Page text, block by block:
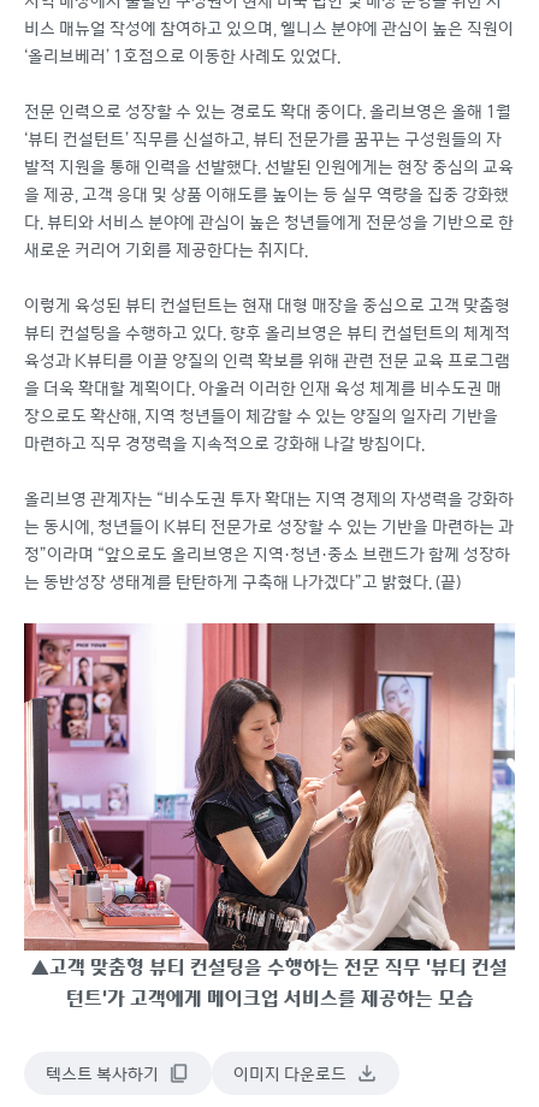
비스 매뉴얼 작성에 참여하고 있으며, 웰니스 분야에 관심이 높은 직원이
‘올리브베러’ 1호점으로 이동한 사례도 있었다.
전문 인력으로 성장할 수 있는 경로도 확대 중이다. 올리브영은 올해 1월
‘뷰티 컨설턴트’ 직무를 신설하고, 뷰티 전문가를 꿈꾸는 구성원들의 자
발적 지원을 통해 인력을 선발했다. 선발된 인원에게는 현장 중심의 교육
을 제공, 고객 응대 및 상품 이해도를 높이는 등 실무 역량을 집중 강화했
다. 뷰티와 서비스 분야에 관심이 높은 청년들에게 전문성을 기반으로 한
새로운 커리어 기회를 제공한다는 취지다.
이렇게 육성된 뷰티 컨설턴트는 현재 대형 매장을 중심으로 고객 맞춤형
뷰티 컨설팅을 수행하고 있다. 향후 올리브영은 뷰티 컨설턴트의 체계적
육성과 K뷰티를 이끌 양질의 인력 확보를 위해 관련 전문 교육 프로그램
을 더욱 확대할 계획이다. 아울러 이러한 인재 육성 체계를 비수도권 매
장으로도 확산해, 지역 청년들이 체감할 수 있는 양질의 일자리 기반을
마련하고 직무 경쟁력을 지속적으로 강화해 나갈 방침이다.
올리브영 관계자는 “비수도권 투자 확대는 지역 경제의 자생력을 강화하
는 동시에, 청년들이 K뷰티 전문가로 성장할 수 있는 기반을 마련하는 과
정”이라며 “앞으로도 올리브영은 지역·청년·중소 브랜드가 함께 성장하
는 동반성장 생태계를 탄탄하게 구축해 나가겠다”고 밝혔다. (끝)
▲고객 맞춤형 뷰티 컨설팅을 수행하는 전문 직무 '뷰티 컨설
턴트'가 고객에게 메이크업 서비스를 제공하는 모습
텍스트 복사하기 이미지 다운로드